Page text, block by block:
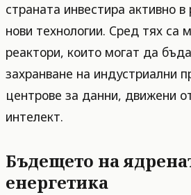
страната инвестира активно
нови технологии. Сред тях са
реактори, които могат да
захранване на индустриални
центрове за данни, движени
интелект.
Бъдещето на
енергетика